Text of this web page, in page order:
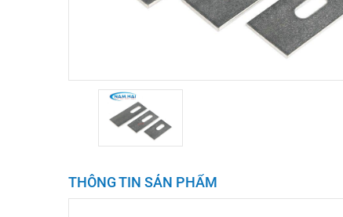
THÔNG TIN SẢN PHẨM